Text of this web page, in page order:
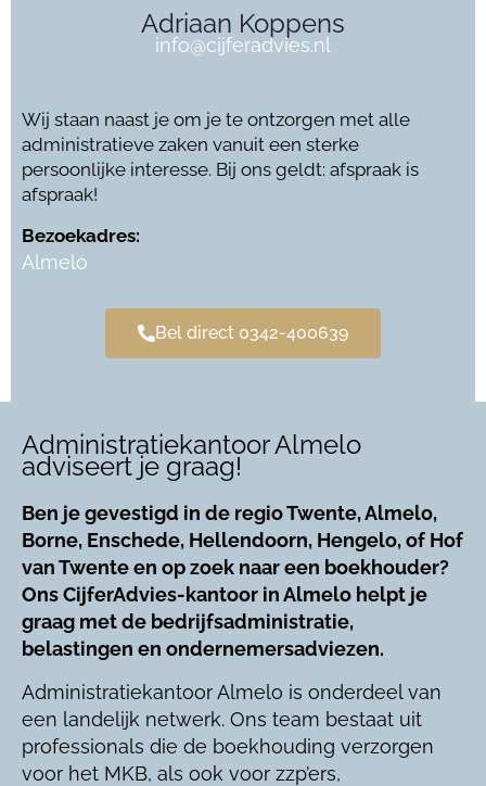
Adriaan Koppens
info@cijferadvies.nl
Wij staan naast je om je te ontzorgen met alle
administratieve zaken vanuit een sterke
persoonlijke interesse. Bij ons geldt: afspraak is
afspraak!
Bezoekadres:
Almelo
Bel direct 0342-400639
Administratiekantoor Almelo
adviseert je graag!
Ben je gevestigd in de regio Twente, Almelo,
Borne, Enschede, Hellendoorn, Hengelo, of Hof
van Twente en op zoek naar een boekhouder?
Ons CijferAdvies-kantoor in Almelo helpt je
graag met de bedrijfsadministratie,
belastingen en ondernemersadviezen.
Administratiekantoor Almelo is onderdeel van
een landelijk netwerk. Ons team bestaat uit
professionals die de boekhouding verzorgen
voor het MKB, als ook voor zzp’ers,